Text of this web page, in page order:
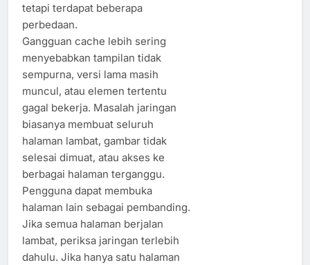
tetapi terdapat beberapa
perbedaan.
Gangguan cache lebih sering
menyebabkan tampilan tidak
sempurna, versi lama masih
muncul, atau elemen tertentu
gagal bekerja. Masalah jaringan
biasanya membuat seluruh
halaman lambat, gambar tidak
selesai dimuat, atau akses ke
berbagai halaman terganggu.
Pengguna dapat membuka
halaman lain sebagai pembanding.
Jika semua halaman berjalan
lambat, periksa jaringan terlebih
dahulu. Jika hanya satu halaman